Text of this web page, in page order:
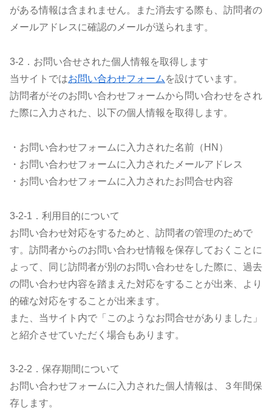
がある情報は含まれません。また消去する際も、訪問者の
メールアドレスに確認のメールが送られます。
3-2．お問い合せされた個人情報を取得します
当サイトではお問い合わせフォーム を設けています。
訪問者がそのお問い合わせフォームから問い合わせをされ
た際に入力された、以下の個人情報を取得します。
・お問い合わせフォームに入力された名前（HN）
・お問い合わせフォームに入力されたメールアドレス
・お問い合わせフォームに入力されたお問合せ内容
3-2-1．利用目的について
お問い合わせ対応をするためと、訪問者の管理のためで
す。訪問者からのお問い合わせ情報を保存しておくことに
よって、同じ訪問者が別のお問い合わせをした際に、過去
の問い合わせ内容を踏まえた対応をすることが出来、より
的確な対応をすることが出来ます。
また、当サイト内で「このようなお問合せがありました」
と紹介させていただく場合もあります。
3-2-2．保存期間について
お問い合わせフォームに入力された個人情報は、３年間保
存します。